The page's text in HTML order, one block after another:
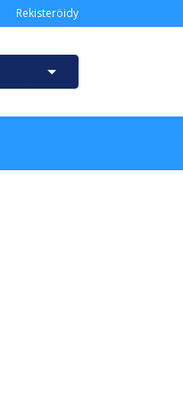
Rekisteröidy
Avaa ostoskori